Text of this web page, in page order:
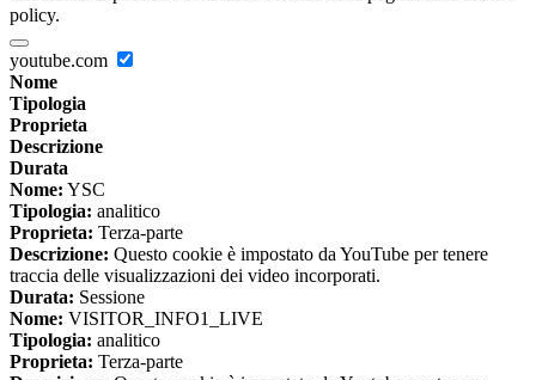
policy.
youtube.com
Nome
Tipologia
Proprieta
Descrizione
Durata
Nome: YSC
Tipologia: analitico
Proprieta: Terza-parte
Descrizione: Questo cookie è impostato da YouTube per tenere
traccia delle visualizzazioni dei video incorporati.
Durata: Sessione
Nome: VISITOR_INFO1_LIVE
Tipologia: analitico
Proprieta: Terza-parte